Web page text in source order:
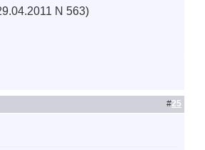
N 563)
#25